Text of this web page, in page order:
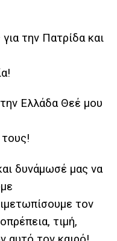
την Πατρίδα και
Ελλάδα Θεέ μου
δυνάμωσέ μας να
τον
τιμή,